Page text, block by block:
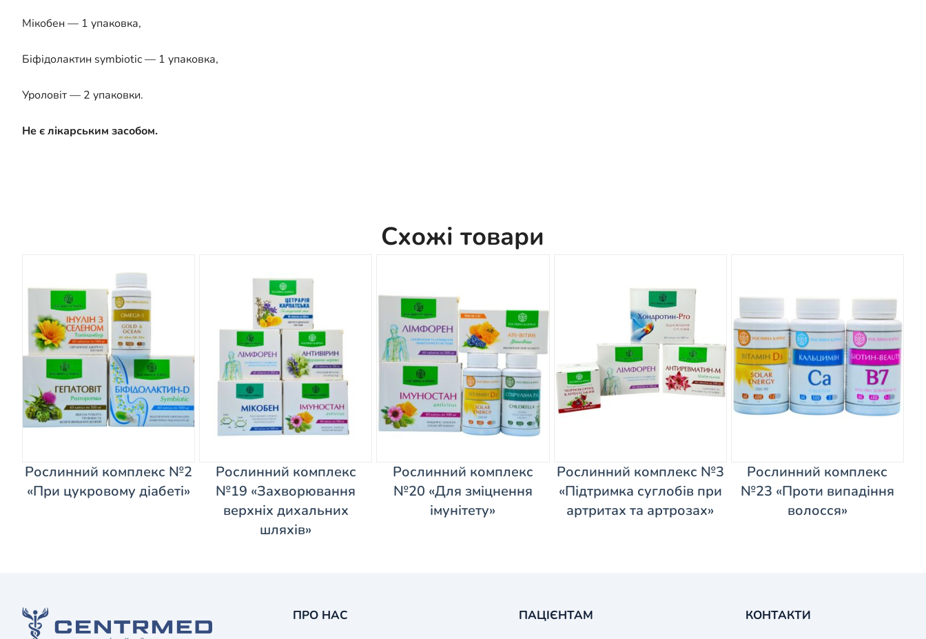
Мікобен — 1 упаковка,
Біфідолактин symbiotic — 1 упаковка,
Уроловіт — 2 упаковки.
Не є лікарським засобом.
Схожі товари
Рослинний комплекс №2
«При цукровому діабеті»
Рослинний комплекс
№19 «Захворювання
верхніх дихальних
шляхів»
Рослинний комплекс
№20 «Для зміцнення
імунітету»
Рослинний комплекс №3
«Підтримка суглобів при
артритах та артрозах»
Рослинний комплекс
№23 «Проти випадіння
волосся»
ПРО НАС ПАЦІЄНТАМ КОНТАКТИ